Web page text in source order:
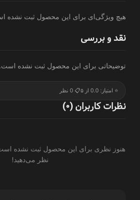
هیچ ویژگی‌ای برای این محصول ثبت نشده
نقد و بررسی
توضیحاتی برای این محصول ثبت نشده است.
⭐ امتیاز: 0.0 از ۵ 📋 0 نظر
نظرات کاربران (0)
هنوز نظری برای این محصول ثبت نشده
نظر می‌دهید!